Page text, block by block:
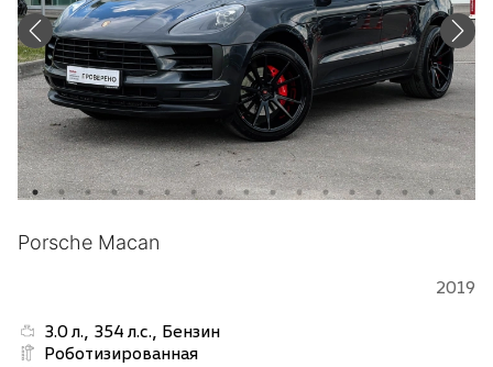
Porsche Macan
2019
3.0 л., 354 л.с., Бензин
Роботизированная